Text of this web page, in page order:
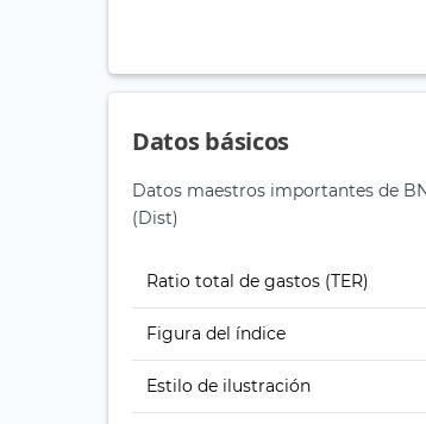
Datos básicos
Datos maestros importantes de
(Dist)
Ratio total de gastos (TER)
Figura del índice
Estilo de ilustración